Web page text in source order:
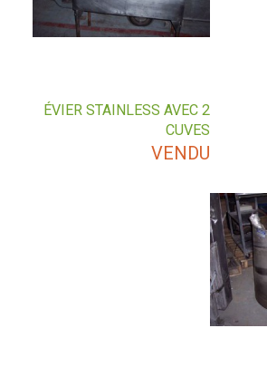
ÉVIER STAINLESS AVEC 2
CUVES
VENDU